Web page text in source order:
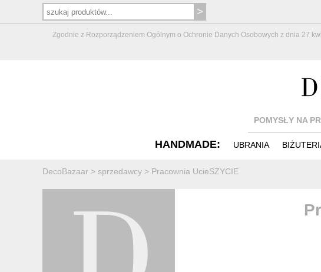
Zgodnie z Rozporządzeniem Ogólnym o Ochronie Danych Osobowych z dnia 27
POMYSŁY NA
HANDMADE: UBRANIA
DecoBazaar > sprzedawcy > Pracownia UcieSZYCIE